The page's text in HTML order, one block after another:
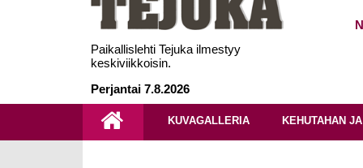
Paikallislehti Tejuka ilmestyy
keskiviikkoisin.
Perjantai 7.8.2026
KUVAGALLERIA KEHUTAHAN